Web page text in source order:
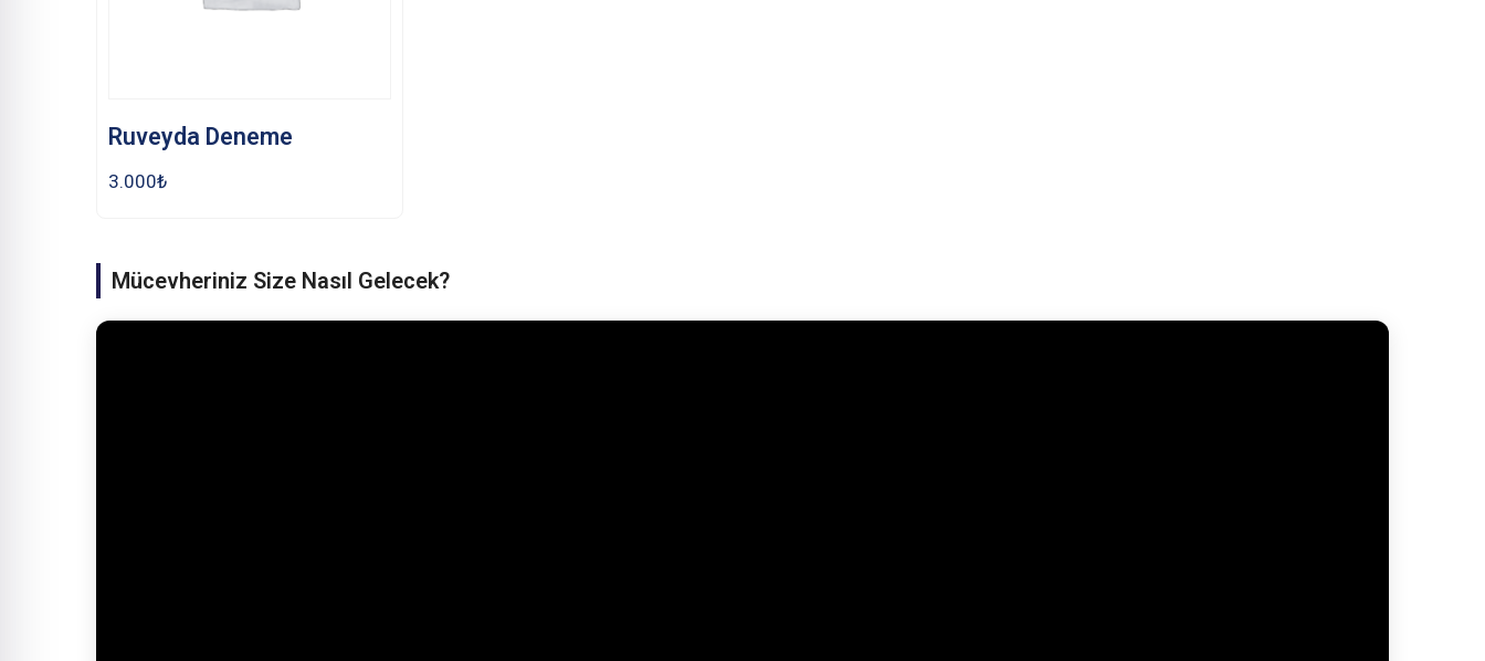
Ruveyda Deneme
3.000₺
Mücevheriniz Size Nasıl Gelecek?